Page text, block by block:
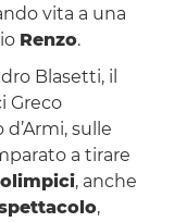
vita a una
Renzo.
Blasetti, il
Greco
sulle
a tirare
, anche
,